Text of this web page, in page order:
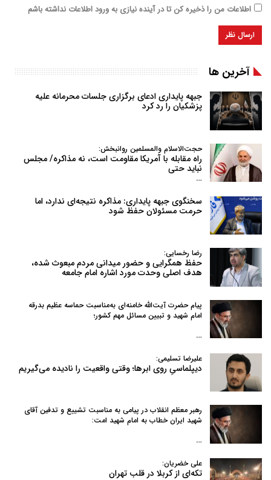
اطلاعات من را ذخیره کن تا در آینده نیازی به ورود اطلاعات نداشته باشم
آخرین ها
جبهه پایداری ادعای برگزاری جلسات محرمانه علیه
پزشکیان را رد کرد
حجت‌الاسلام والمسلمین روانبخش:
راه مقابله با آمریکا مقاومت است، نه مذاکره/ مجلس
نباید حتی
…
سخنگوی جبهه پایداری: مذاکره نتیجه‌ای ندارد، اما
حرمت مسئولان حفظ شود
رضا رخسایی:
حفظ همگرایی و حضور میدانی مردم مبعوث شده،
هدف اصلی وحدت مورد اشاره امام جامعه
پیام حضرت آیت‌الله خامنه‌ای به‌مناسبت حماسه عظیم بدرقه
امام شهید و تبیین مسائل مهم کشور؛
…
علیرضا تسلیمی:
دیپلماسیِ روی ابرها؛ وقتی واقعیت را نادیده می‌گیریم
رهبر معظم انقلاب در پیامی به‌ مناسبت تشییع و تدفین آقای
شهید ایران خطاب به امام شهید امت:
…
علی خضریان:
تکه‌ای از کربلا در قلب تهران